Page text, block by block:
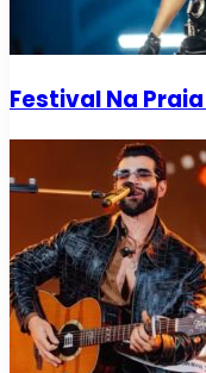
Festival Na